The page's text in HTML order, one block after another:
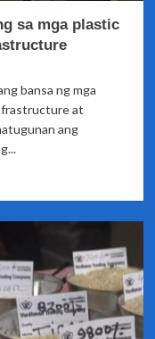
sa mga plastic
bansa ng mga
at
ang